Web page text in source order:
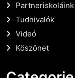
Tudnivalók
Videó
Köszönet